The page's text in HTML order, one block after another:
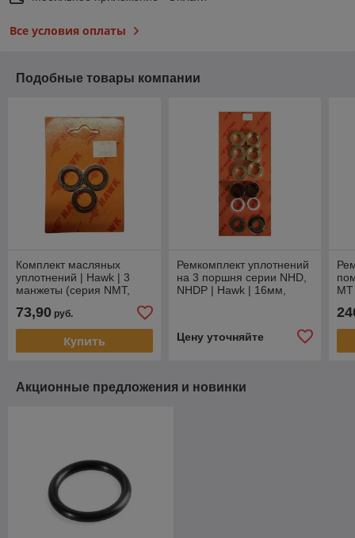
Все условия оплаты
Подобные товары компании
Комплект масляных
уплотнений | Hawk | 3
манжеты (серия NMT,
73,90 руб.
Купить
Ремкомплект уплотнений
на 3 поршня серии NHD,
NHDP | Hawk | 16мм,
Цену уточняйте
Акционные предложения и новинки